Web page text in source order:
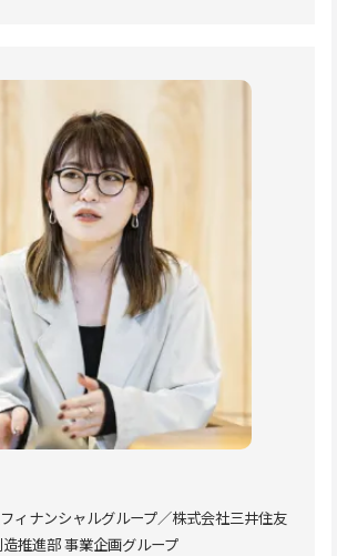
ィナンシャルグループ／株式会社三井住友
推進部 事業企画グループ